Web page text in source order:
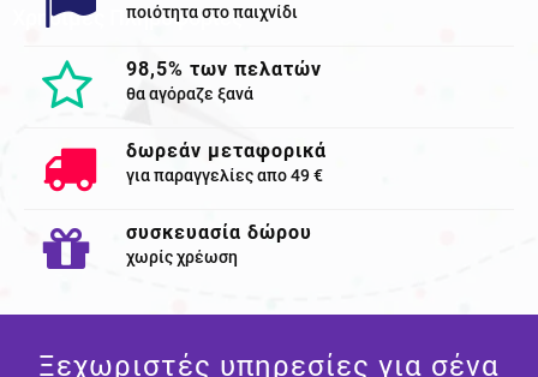
Χρησιμες Πληροφορίες
ποιότητα στο παιχνίδι
98,5% των πελατών
θα αγόραζε ξανά
δωρεάν μεταφορικά
για παραγγελίες απο 49 €
συσκευασία δώρου
χωρίς χρέωση
Ξεχωριστές υπηρεσίες για σένα